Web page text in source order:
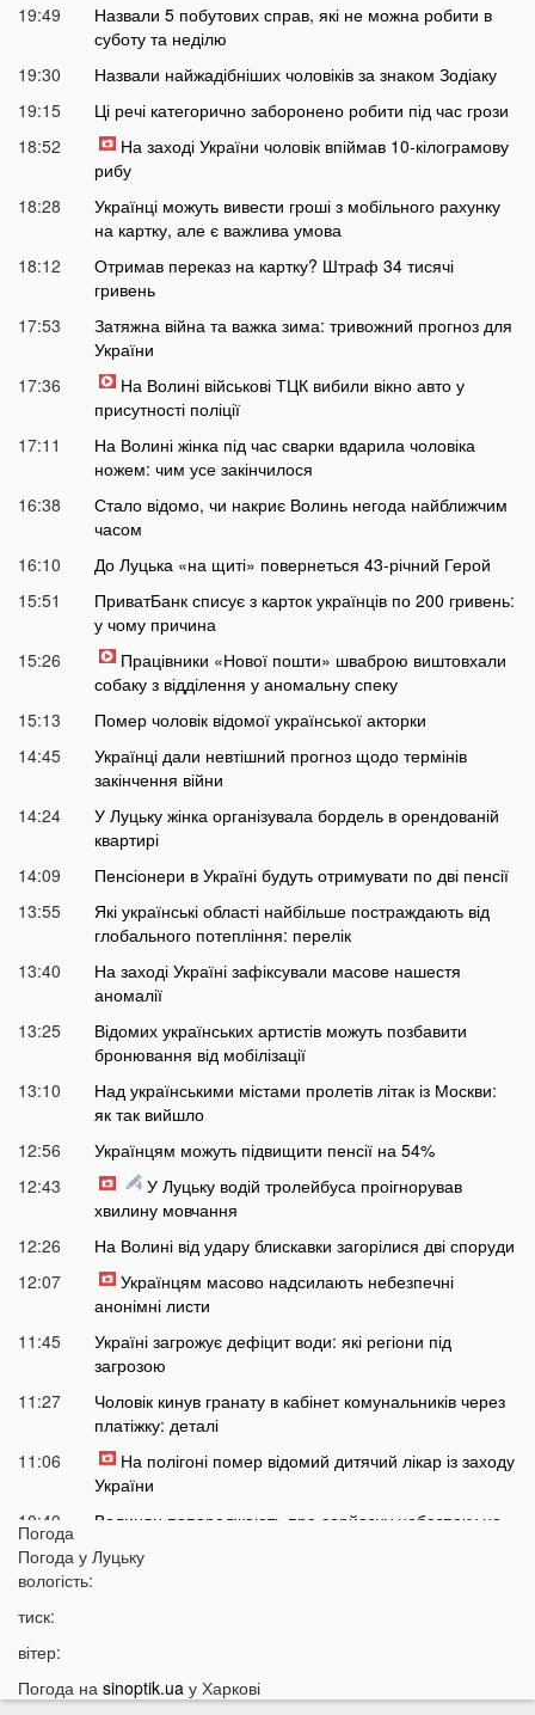
19:49
Назвали 5 побутових справ, які не можна робити в
суботу та неділю
19:30
Назвали найжадібніших чоловіків за знаком Зодіаку
19:15
Ці речі категорично заборонено робити під час грози
18:52
На заході України чоловік впіймав 10-кілограмову
рибу
18:28
Українці можуть вивести гроші з мобільного рахунку
на картку, але є важлива умова
18:12
Отримав переказ на картку? Штраф 34 тисячі
гривень
17:53
Затяжна війна та важка зима: тривожний прогноз для
України
17:36
На Волині військові ТЦК вибили вікно авто у
присутності поліції
17:11
На Волині жінка під час сварки вдарила чоловіка
ножем: чим усе закінчилося
16:38
Стало відомо, чи накриє Волинь негода найближчим
часом
16:10
До Луцька «на щиті» повернеться 43-річний Герой
15:51
ПриватБанк списує з карток українців по 200 гривень:
у чому причина
15:26
Працівники «Нової пошти» шваброю виштовхали
собаку з відділення у аномальну спеку
15:13
Помер чоловік відомої української акторки
14:45
Українці дали невтішний прогноз щодо термінів
закінчення війни
14:24
У Луцьку жінка організувала бордель в орендованій
квартирі
14:09
Пенсіонери в Україні будуть отримувати по дві пенсії
13:55
Які українські області найбільше постраждають від
глобального потепління: перелік
13:40
На заході Україні зафіксували масове нашестя
аномалії
13:25
Відомих українських артистів можуть позбавити
бронювання від мобілізації
13:10
Над українськими містами пролетів літак із Москви:
як так вийшло
12:56
Українцям можуть підвищити пенсії на 54%
12:43
У Луцьку водій тролейбуса проігнорував
хвилину мовчання
12:26
На Волині від удару блискавки загорілися дві споруди
12:07
Українцям масово надсилають небезпечні
анонімні листи
11:45
Україні загрожує дефіцит води: які регіони під
загрозою
11:27
Чоловік кинув гранату в кабінет комунальників через
платіжку: деталі
11:06
На полігоні помер відомий дитячий лікар із заходу
України
10:40
Волинян попереджають про серйозну небезпеку на
10:15
Погода
Погода у Луцьку
вологість:
тиск:
вітер:
Погода на sinoptik.ua у Харкові